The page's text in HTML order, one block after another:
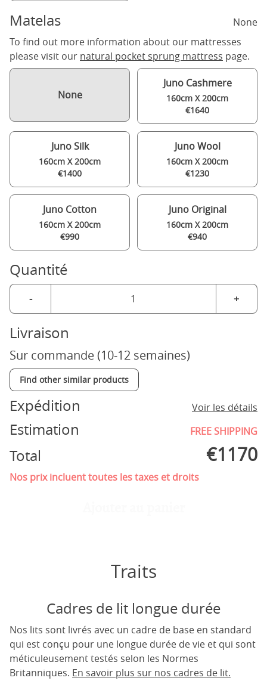
Matelas
None
To find out more information about our mattresses
please visit our natural pocket sprung mattress page.
None
Juno Cashmere
160cm X 200cm
€1640
Juno Silk
160cm X 200cm
€1400
Juno Wool
160cm X 200cm
€1230
Juno Cotton
160cm X 200cm
€990
Juno Original
160cm X 200cm
€940
Quantité
- +
Livraison
Sur commande (10-12 semaines)
Find other similar products
Expédition Voir les détails
Estimation FREE SHIPPING
Total €1170
Nos prix incluent toutes les taxes et droits
Traits
Cadres de lit longue durée
Nos lits sont livrés avec un cadre de base en standard
qui est conçu pour une longue durée de vie et qui sont
méticuleusement testés selon les Normes
Britanniques. En savoir plus sur nos cadres de lit.